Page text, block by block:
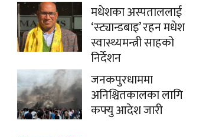
मधेशका अस्पताललाई
‘स्ट्यान्डबाइ’ रहन मधेश
स्वास्थ्यमन्त्री साहको
निर्देशन
जनकपुरधाममा
अनिश्चितकालका लागि
कफ्यु आदेश जारी